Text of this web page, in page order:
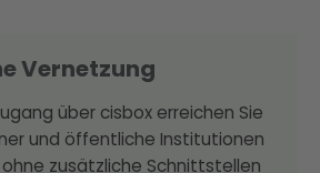
Vernetzung
über cisbox erreichen Sie
und öffentliche Institutionen
ohne zusätzliche Schnittstellen